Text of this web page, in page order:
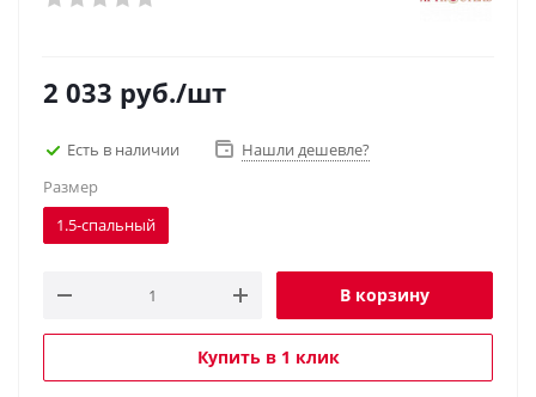
2 033 руб./шт
Есть в наличии
Нашли дешевле?
Размер
1.5-спальный
В корзину
Купить в 1 клик